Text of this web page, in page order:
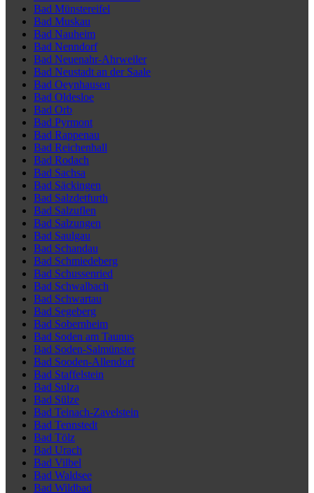
Bad Münstereifel
Bad Muskau
Bad Nauheim
Bad Nenndorf
Bad Neuenahr-Ahrweiler
Bad Neustadt an der Saale
Bad Oeynhausen
Bad Oldesloe
Bad Orb
Bad Pyrmont
Bad Rappenau
Bad Reichenhall
Bad Rodach
Bad Sachsa
Bad Säckingen
Bad Salzdetfurth
Bad Salzuflen
Bad Salzungen
Bad Saulgau
Bad Schandau
Bad Schmiedeberg
Bad Schussenried
Bad Schwalbach
Bad Schwartau
Bad Segeberg
Bad Sobernheim
Bad Soden am Taunus
Bad Soden-Salmünster
Bad Sooden-Allendorf
Bad Staffelstein
Bad Sulza
Bad Sülze
Bad Teinach-Zavelstein
Bad Tennstedt
Bad Tölz
Bad Urach
Bad Vilbel
Bad Waldsee
Bad Wildbad